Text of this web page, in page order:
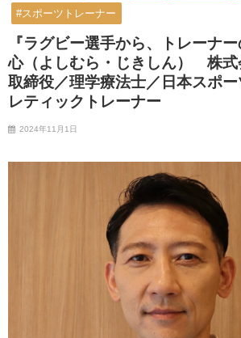
#スポーツトレーナー
『ラグビー選手から、トレーナ
心（よしむら・じきしん） 株式
取締役／理学療法士／日本スポ
レティックトレーナー
2024年11月1日